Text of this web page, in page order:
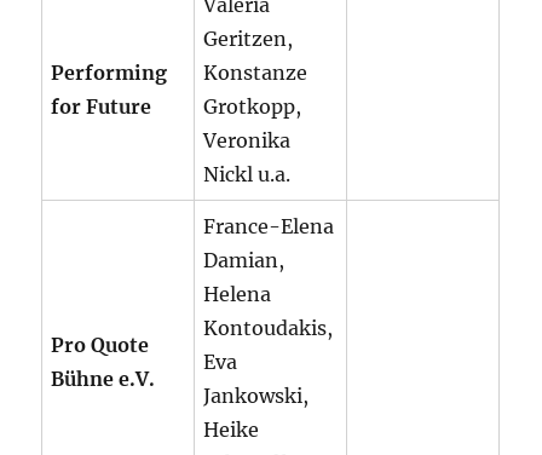
Performing
for Future
Geritzen,
Konstanze
Grotkopp,
Veronika
Nickl u.a.
Pro Quote
Bühne e.V.
France-Elena
Damian,
Helena
Kontoudakis,
Eva
Jankowski,
Heike